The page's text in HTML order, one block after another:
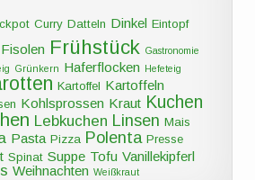
Curry Datteln Dinkel Eintopf
Fisolen Frühstück Gastronomie
Grünkern Haferflocken Hefeteig
Kartoffel Kartoffeln
Kohlsprossen Kraut Kuchen
Lebkuchen Linsen Mais
Pasta Pizza Polenta Presse
Spinat Suppe Tofu Vanillekipferl
Weihnachten Weißkraut